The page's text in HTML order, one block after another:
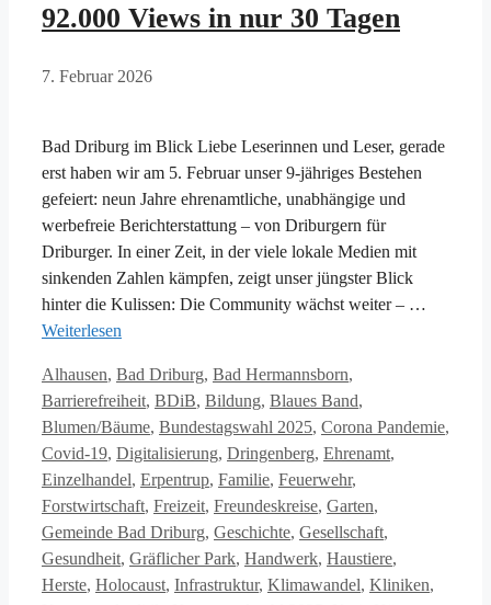
92.000 Views in nur 30 Tagen
7. Februar 2026
Bad Driburg im Blick Liebe Leserinnen und Leser, gerade
erst haben wir am 5. Februar unser 9-jähriges Bestehen
gefeiert: neun Jahre ehrenamtliche, unabhängige und
werbefreie Berichterstattung – von Driburgern für
Driburger. In einer Zeit, in der viele lokale Medien mit
sinkenden Zahlen kämpfen, zeigt unser jüngster Blick
hinter die Kulissen: Die Community wächst weiter – …
Weiterlesen
Kategorien
Alhausen, Bad Driburg, Bad Hermannsborn,
Barrierefreiheit, BDiB, Bildung, Blaues Band,
Blumen/Bäume, Bundestagswahl 2025, Corona Pandemie,
Covid-19, Digitalisierung, Dringenberg, Ehrenamt,
Einzelhandel, Erpentrup, Familie, Feuerwehr,
Forstwirtschaft, Freizeit, Freundeskreise, Garten,
Gemeinde Bad Driburg, Geschichte, Gesellschaft,
Gesundheit, Gräflicher Park, Handwerk, Haustiere,
Herste, Holocaust, Infrastruktur, Klimawandel, Kliniken,